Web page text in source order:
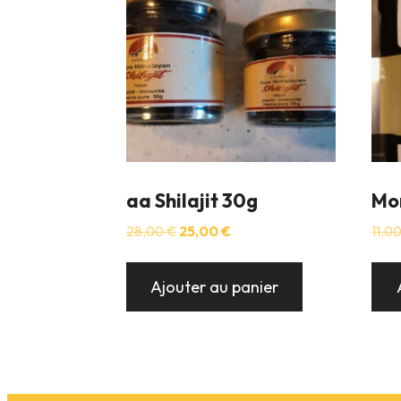
aa Shilajit 30g
28,00€ Le
initial
était :
28,00 €.
25,00€Le
actuel
est :
25,00 €.
Ajouter au panier